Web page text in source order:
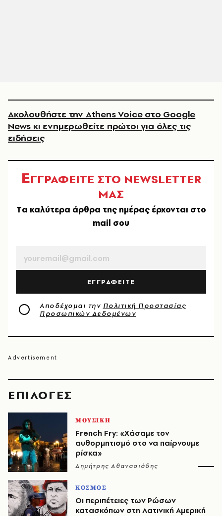
EΠΙΛΟΓΈΣ
ΜΟΥΣΙΚΗ
French Fry: «Χάσαμε τον
αυθορμητισμό στο να παίρνουμε
ρίσκα»
Δημήτρης Αθανασιάδης
ΚΟΣΜΟΣ
Οι περιπέτειες των Ρώσων
κατασκόπων στη Λατινική Αμερική
Ακολουθήστε την Athens Voice στο Google
News κι ενημερωθείτε πρώτοι για όλες τις
ειδήσεις
ΕΓΓΡΑΦΕΙΤΕ ΣΤΟ NEWSLETTER
ΜΑΣ
Tα καλύτερα άρθρα της ημέρας έρχονται στο
mail σου
ΕΓΓΡΑΦΕΙΤΕ
Αποδέχομαι την Πολιτική Προστασίας
Προσωπικών Δεδομένων